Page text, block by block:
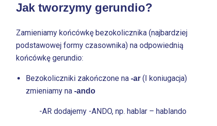
Jak tworzymy gerundio?
Zamieniamy końcówkę bezokolicznika (najbardziej
podstawowej formy czasownika) na odpowiednią
końcówkę gerundio:
Bezokoliczniki zakończone na-ar(I koniugacja)
zmieniamy na -ando
-AR dodajemy -ANDO, np. hablar – hablando